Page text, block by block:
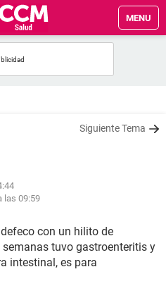
MENU
Siguiente Tema
las 09:59
con un hilito de
tuvo gastroenteritis y
intestinal, es para